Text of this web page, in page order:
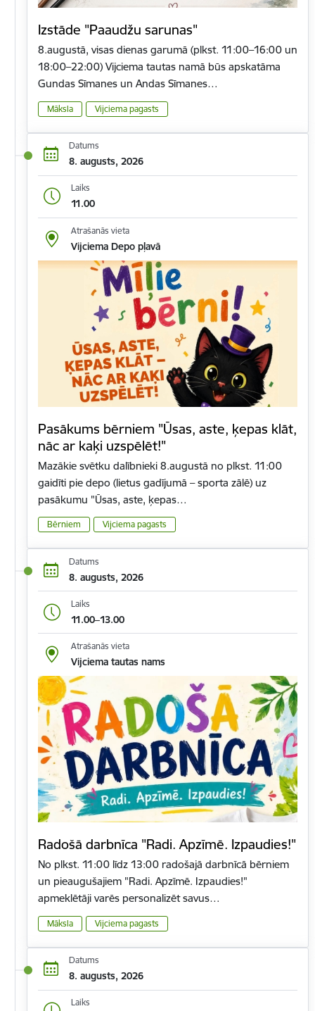
Izstāde "Paaudžu sarunas"
8.augustā, visas dienas garumā (plkst. 11:00–16:00 un
18:00–22:00) Vijciema tautas namā būs apskatāma
Gundas Sīmanes un Andas Sīmanes…
Māksla Vijciema pagasts
Datums
8. augusts, 2026
Laiks
11.00
Atrašanās vieta
Vijciema Depo pļavā
Pasākums bērniem "Ūsas, aste, ķepas klāt,
nāc ar kaķi uzspēlēt!"
Mazākie svētku dalībnieki 8.augustā no plkst. 11:00
gaidīti pie depo (lietus gadījumā – sporta zālē) uz
pasākumu "Ūsas, aste, ķepas…
Bērniem Vijciema pagasts
Datums
8. augusts, 2026
Laiks
11.00–13.00
Atrašanās vieta
Vijciema tautas nams
Radošā darbnīca "Radi. Apzīmē. Izpaudies!"
No plkst. 11:00 līdz 13:00 radošajā darbnīcā bērniem
un pieaugušajiem "Radi. Apzīmē. Izpaudies!"
apmeklētāji varēs personalizēt savus…
Māksla Vijciema pagasts
Datums
8. augusts, 2026
Laiks